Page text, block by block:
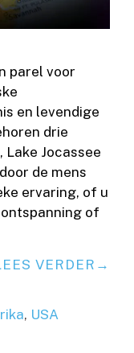
parel voor
en levendige
drie
Lake Jocassee
de mens
ervaring, of u
of
VERDER
, USA